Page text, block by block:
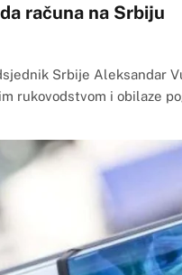
računa na Srbiju
Srbije Aleksandar
rukovodstvom i obilaze